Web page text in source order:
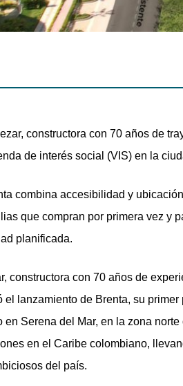
constructora con 70 años de
de interés social (VIS) en la
combina accesibilidad y
que compran por primera vez y
planificada.
constructora con 70 años de
el lanzamiento de Brenta, su
en Serena del Mar, en la zona
en el Caribe colombiano,
del país.